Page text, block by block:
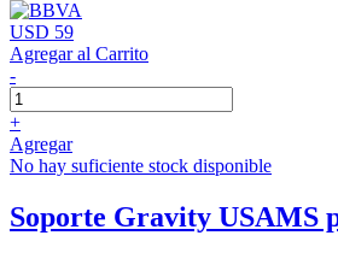
USD 59
Agregar al Carrito
-
+
Agregar
No hay suficiente stock disponible
Soporte Gravity USAMS